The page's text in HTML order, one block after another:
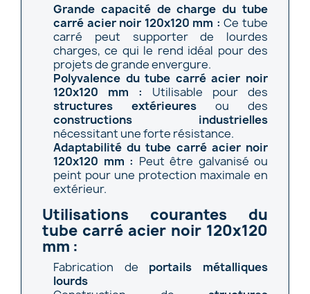
Grande capacité de charge du tube
carré acier noir 120x120 mm : Ce tube
carré peut supporter de lourdes
charges, ce qui le rend idéal pour des
projets de grande envergure.
Polyvalence du tube carré acier noir
120x120 mm : Utilisable pour des
structures extérieures ou des
constructions industrielles
nécessitant une forte résistance.
Adaptabilité du tube carré acier noir
120x120 mm : Peut être galvanisé ou
peint pour une protection maximale en
extérieur.
Utilisations courantes du
tube carré acier noir 120x120
mm :
Fabrication de portails métalliques
lourds